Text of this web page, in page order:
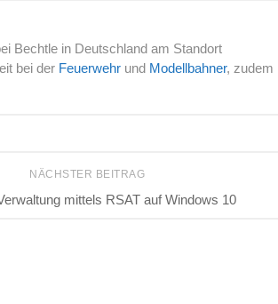
Bechtle in Deutschland am Standort
bei der Feuerwehr und Modellbahner, zudem
NÄCHSTER BEITRAG
mittels RSAT auf Windows 10